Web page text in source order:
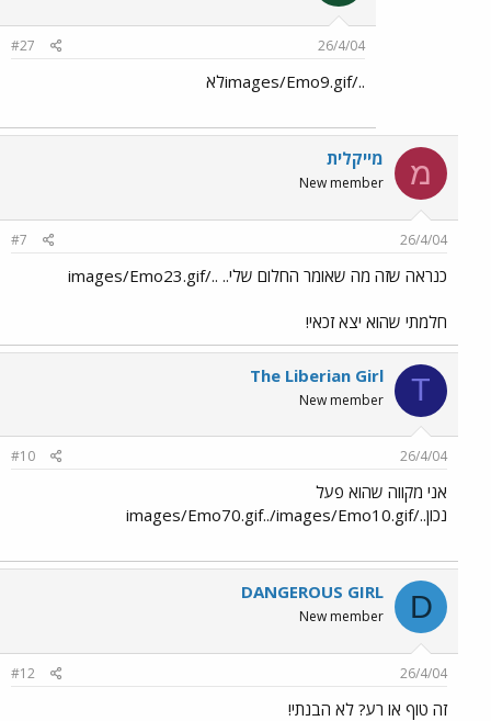
26/4/04
#27
../images/Emo9.gifלא
מ מייקלית
New member
26/4/04
#7
כנראה שזה מה שאומר החלום שלי.. ../images/Emo23.gif
חלמתי שהוא יצא זכאי!
T
The Liberian Girl
New member
26/4/04
#10
אני מקווה שהוא פעל
נכון../images/Emo70.gif../images/Emo10.gif
D
DANGEROUS GIRL
New member
26/4/04
#12
זה טוף או רע? לא הבנתי!